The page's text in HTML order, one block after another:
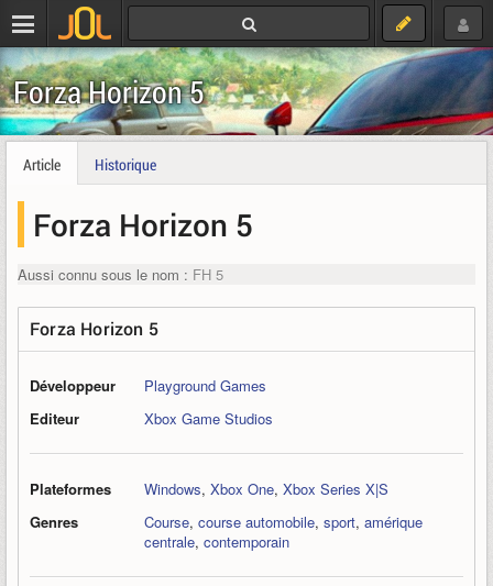
Forza Horizon 5
Article Historique
Forza Horizon 5
Aussi connu sous le nom : FH 5
Forza Horizon 5
Développeur
Playground Games
Editeur
Xbox Game Studios
Plateformes Windows, Xbox One, Xbox Series X|S
Genres
Course, course automobile, sport, amérique
centrale, contemporain